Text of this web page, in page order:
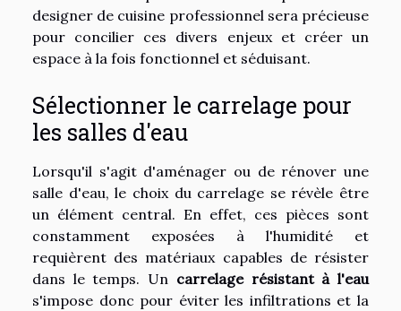
designer de cuisine professionnel sera précieuse
pour concilier ces divers enjeux et créer un
espace à la fois fonctionnel et séduisant.
Sélectionner le carrelage pour
les salles d'eau
Lorsqu'il s'agit d'aménager ou de rénover une
salle d'eau, le choix du carrelage se révèle être
un élément central. En effet, ces pièces sont
constamment exposées à l'humidité et
requièrent des matériaux capables de résister
dans le temps. Un carrelage résistant à l'eau
s'impose donc pour éviter les infiltrations et la